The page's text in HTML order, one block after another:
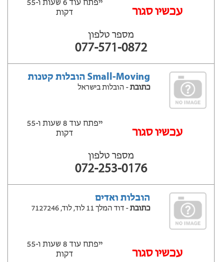
עכשיו סגור
ייפתח עוד 6 שעות ‫ו-55
דקות
מספר טלפון
077-571-0872
Small-Moving הובלות קטנות
כתובת- הובלות בישראל
עכשיו סגור
ייפתח עוד 8 שעות ‫ו-55
דקות
מספר טלפון
072-253-0176
הובלות ואדים
כתובת- דוד המלך 11 לוד, לוד, 7127246
עכשיו סגור
ייפתח עוד 8 שעות ‫ו-55
דקות